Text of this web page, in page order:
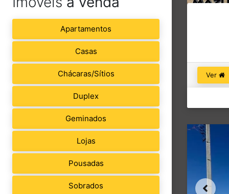
Apartamentos
Casas
Chácaras/Sítios
Duplex
Geminados
Lojas
Pousadas
Sobrados
Ver